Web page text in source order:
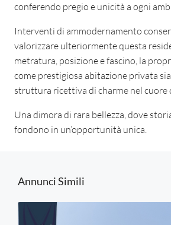
conferendo pregio e unicità a ogni
Interventi di ammodernamento
valorizzare ulteriormente questa
metratura, posizione e fascino, la
come prestigiosa abitazione privata
struttura ricettiva di charme nel cuore
Una dimora di rara bellezza, dove
fondono in un’opportunità unica.
Annunci Simili